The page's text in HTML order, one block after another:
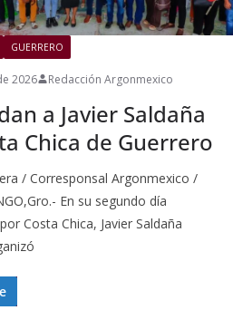
GUERRERO
2026 Redacción Argonmexico
a Javier Saldaña
Chica de Guerrero
/ Corresponsal Argonmexico /
En su segundo día
Costa Chica, Javier Saldaña